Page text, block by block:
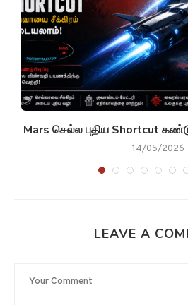
Mars செல்ல புதிய Shortcut
14/05/2026
LEAVE A